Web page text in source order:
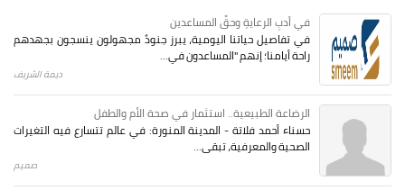
في أدبِ الرعايةِ وحقِّ المساعدين
في تفاصيل حياتنا اليومية، يبرز جنودٌ مجهولون ينسجون بجهدهم
راحة أيامنا؛ إنهم "المساعدون في...
ديمة الشريف
الرضاعة الطبيعية.. استثمار في صحة الأم والطفل
حسناء أحمد فلاتة - المدينة المنورة: في عالم تتسارع فيه التغيرات
الصحية والمعرفية، تبقى...
صميم